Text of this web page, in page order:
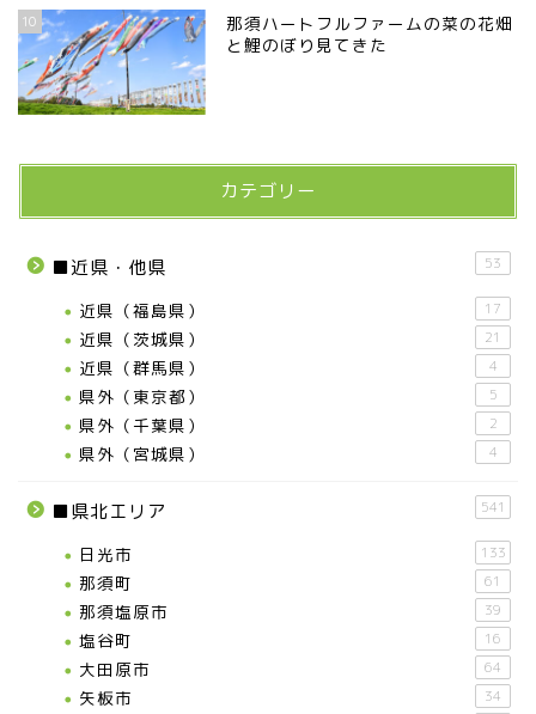
10
那須ハートフルファームの菜の花畑
と鯉のぼり見てきた
カテゴリー
■近県・他県 53
近県（福島県） 17
近県（茨城県） 21
近県（群馬県） 4
県外（東京都） 5
県外（千葉県） 2
県外（宮城県） 4
■県北エリア 541
日光市 133
那須町 61
那須塩原市 39
塩谷町 16
大田原市 64
矢板市 34